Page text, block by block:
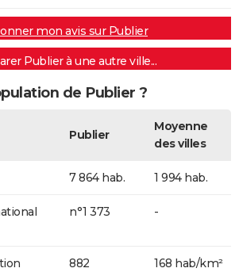
mon avis sur Publier
Publier à une autre ville...
de Publier ?
Publier
Moyenne
des villes
7 864 hab. 1 994 hab.
n°1 373 -
882
168 hab/km²